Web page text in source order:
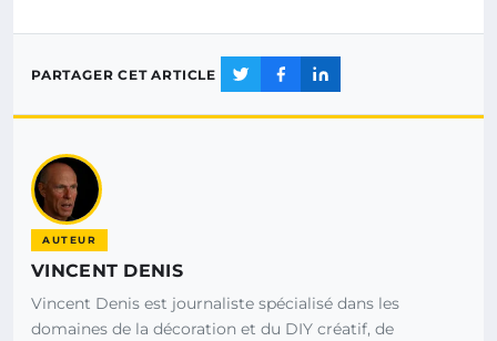
PARTAGER CET ARTICLE
AUTEUR
VINCENT DENIS
Vincent Denis est journaliste spécialisé dans les
domaines de la décoration et du DIY créatif, de